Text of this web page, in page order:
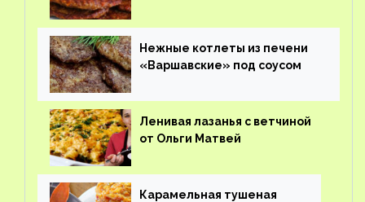
Нежные котлеты из печени
«Варшавские» под соусом
Ленивая лазанья с ветчиной
от Ольги Матвей
Карамельная тушеная